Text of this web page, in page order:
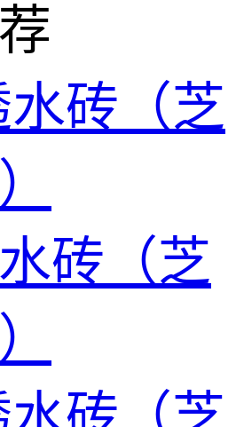
砖（芝